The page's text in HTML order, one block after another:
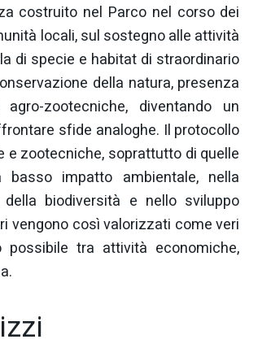
costruito nel Parco nel corso dei
locali, sul sostegno alle attività
di specie e habitat di straordinario
della natura, presenza
zootecniche, diventando un
sfide analoghe. Il protocollo
zootecniche, soprattutto di quelle
impatto ambientale, nella
biodiversità e nello sviluppo
vengono così valorizzati come veri
possibile tra attività economiche,